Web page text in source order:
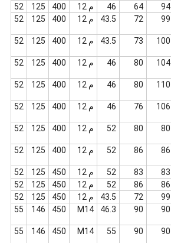
94
64
46 م 12 400
125
52
99
72
43.5 م 12 400
125
52
100
73
43.5 م 12 400
125
52
104
80
46 م 12 400
125
52
110
80
46 م 12 400
125
52
106
76
46 م 12 400
125
52
80
80
52 م 12 400
125
52
86
86
52 م 12 400
125
52
83
83
52 م 12 450
125
52
86
86
52 م 12 450
125
52
99
72
43.5 م 12 450
125
52
90
90
46.3
M14
450
146
55
90
90
55
M14
450
146
55